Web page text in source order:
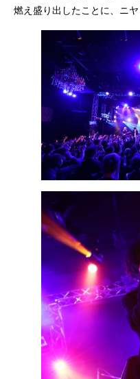
燃え盛り出したことに、ニ